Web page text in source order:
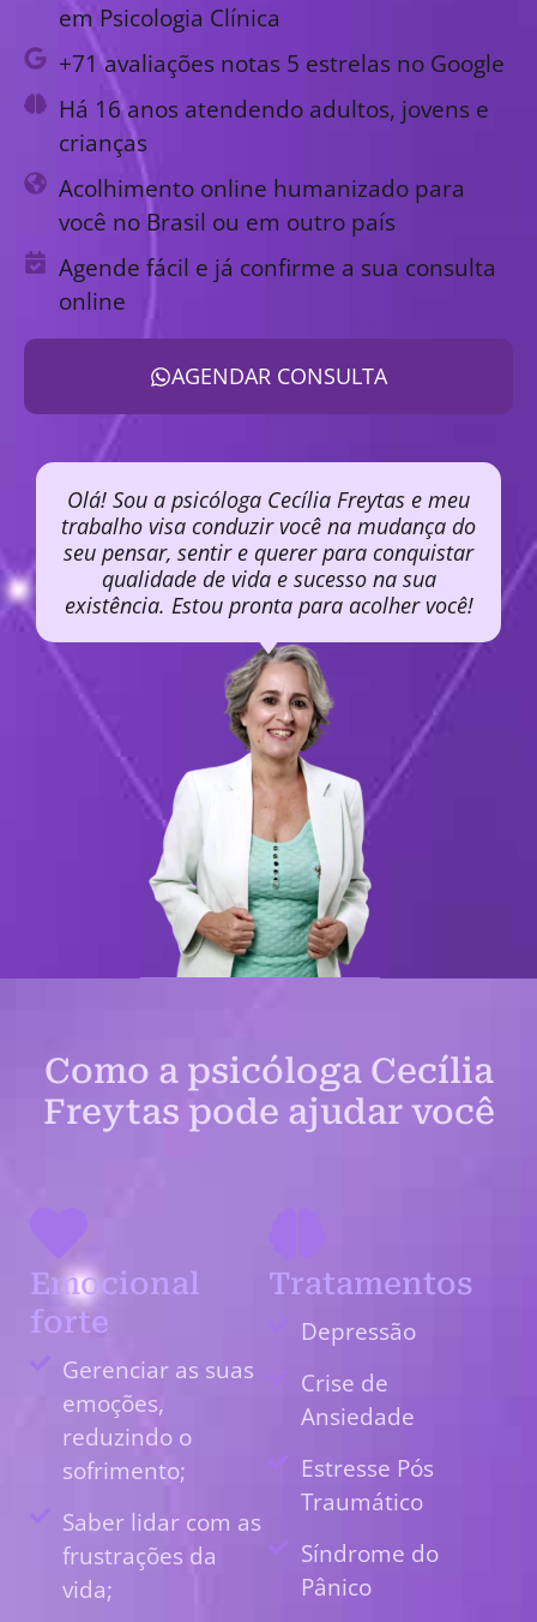
em Psicologia Clínica
+71 avaliações notas 5 estrelas no Google
Há 16 anos atendendo adultos, jovens e
crianças
Acolhimento online humanizado para
você no Brasil ou em outro país
Agende fácil e já confirme a sua consulta
online
AGENDAR CONSULTA
Olá! Sou a psicóloga Cecília Freytas e meu
trabalho visa conduzir você na mudança do
seu pensar, sentir e querer para conquistar
qualidade de vida e sucesso na sua
existência. Estou pronta para acolher você!
Como a psicóloga Cecília
Freytas pode ajudar você
Emocional
forte
Gerenciar as suas
emoções,
reduzindo o
sofrimento;
Saber lidar com as
frustrações da
vida;
Tratamentos
Depressão
Crise de
Ansiedade
Estresse Pós
Traumático
Síndrome do
Pânico